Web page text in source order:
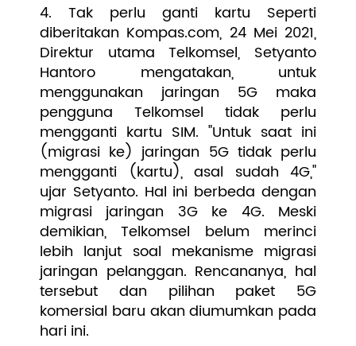
4. Tak perlu ganti kartu Seperti
diberitakan Kompas.com, 24 Mei 2021,
Direktur utama Telkomsel, Setyanto
Hantoro mengatakan, untuk
menggunakan jaringan 5G maka
pengguna Telkomsel tidak perlu
mengganti kartu SIM. "Untuk saat ini
(migrasi ke) jaringan 5G tidak perlu
mengganti (kartu), asal sudah 4G,"
ujar Setyanto. Hal ini berbeda dengan
migrasi jaringan 3G ke 4G. Meski
demikian, Telkomsel belum merinci
lebih lanjut soal mekanisme migrasi
jaringan pelanggan. Rencananya, hal
tersebut dan pilihan paket 5G
komersial baru akan diumumkan pada
hari ini.